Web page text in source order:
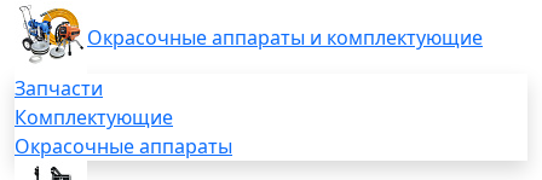
Окрасочные аппараты и комплектующие
Запчасти
Комплектующие
Окрасочные аппараты